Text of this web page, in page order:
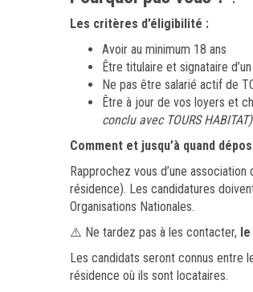
Les critères d’éligibilité :
Avoir au minimum 18 ans
Être titulaire et signataire
Ne pas être salarié actif de
Être à jour de vos loyers et
conclu avec TOURS HABITAT)
Comment et jusqu’à quand
Rapprochez vous d’une
résidence). Les candidatures
Organisations Nationales.
⚠️ Ne tardez pas à les contacter,
Les candidats seront connus entre
résidence où ils sont locataires.